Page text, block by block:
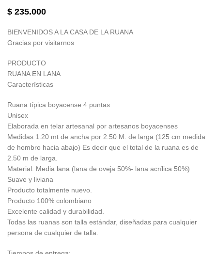
$ 235.000
BIENVENIDOS A LA CASA DE LA RUANA
Gracias por visitarnos
PRODUCTO
RUANA EN LANA
Características
Ruana típica boyacense 4 puntas
Unisex
Elaborada en telar artesanal por artesanos boyacenses
Medidas 1.20 mt de ancha por 2.50 M. de larga (125 cm medida
de hombro hacia abajo) Es decir que el total de la ruana es de
2.50 m de larga.
Material: Media lana (lana de oveja 50%- lana acrílica 50%)
Suave y liviana
Producto totalmente nuevo.
Producto 100% colombiano
Excelente calidad y durabilidad.
Todas las ruanas son talla estándar, diseñadas para cualquier
persona de cualquier de talla.